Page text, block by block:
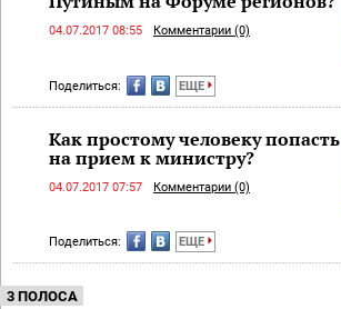
04.07.2017 08:55 Комментарии (0)
Поделиться: ЕЩЕ
Как простому человеку попасть
на прием к министру?
04.07.2017 07:57 Комментарии (0)
Поделиться: ЕЩЕ
3 ПОЛОСА